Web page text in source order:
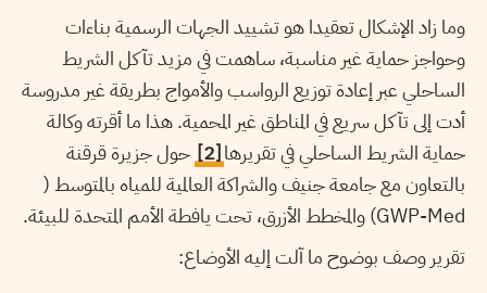
وما زاد الإشكال تعقيدا هو تشييد الجهات الرسمية بناءات
وحواجز حماية غير مناسبة، ساهمت في مزيد تآكل الشريط
الساحلي عبر إعادة توزيع الرواسب والأمواج بطريقة غير مدروسة
أدت إلى تآكل سريع في المناطق غير المحمية. هذا ما أقرته وكالة
حماية الشريط الساحلي في تقريرها[2]
حول جزيرة قرقنة
بالتعاون مع جامعة جنيف والشراكة العالمية للمياه بالمتوسط (
GWP-Med) والمخطط الأزرق، تحت يافطة الأمم المتحدة للبيئة.
تقرير وصف بوضوح ما آلت إليه الأوضاع: